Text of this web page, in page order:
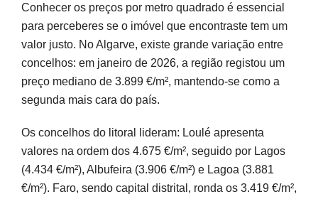
Conhecer os preços por metro quadrado é essencial
para perceberes se o imóvel que encontraste tem um
valor justo. No Algarve, existe grande variação entre
concelhos: em janeiro de 2026, a região registou um
preço mediano de 3.899 €/m², mantendo-se como a
segunda mais cara do país.
Os concelhos do litoral lideram: Loulé apresenta
valores na ordem dos 4.675 €/m², seguido por Lagos
(4.434 €/m²), Albufeira (3.906 €/m²) e Lagoa (3.881
€/m²). Faro, sendo capital distrital, ronda os 3.419 €/m²,